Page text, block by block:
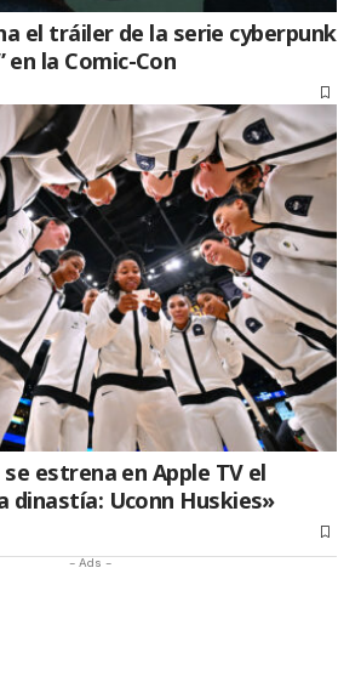
el tráiler de la serie cyberpunk
en la Comic-Con
estrena en Apple TV el
dinastía: Uconn Huskies»
- Ads -